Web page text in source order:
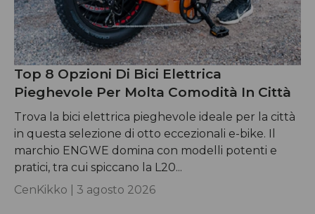
Top 8 Opzioni Di Bici Elettrica
Pieghevole Per Molta Comodità In Città
Trova la bici elettrica pieghevole ideale per la città
in questa selezione di otto eccezionali e-bike. Il
marchio ENGWE domina con modelli potenti e
pratici, tra cui spiccano la L20...
CenKikko | 3 agosto 2026